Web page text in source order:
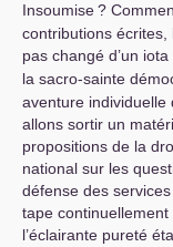
Insoumise?
contributions écrites,
pas changé d’un
la sacro-sainte
aventure individuelle
allons sortir un
propositions de la
national sur les
défense des
tape
l’éclairante pureté